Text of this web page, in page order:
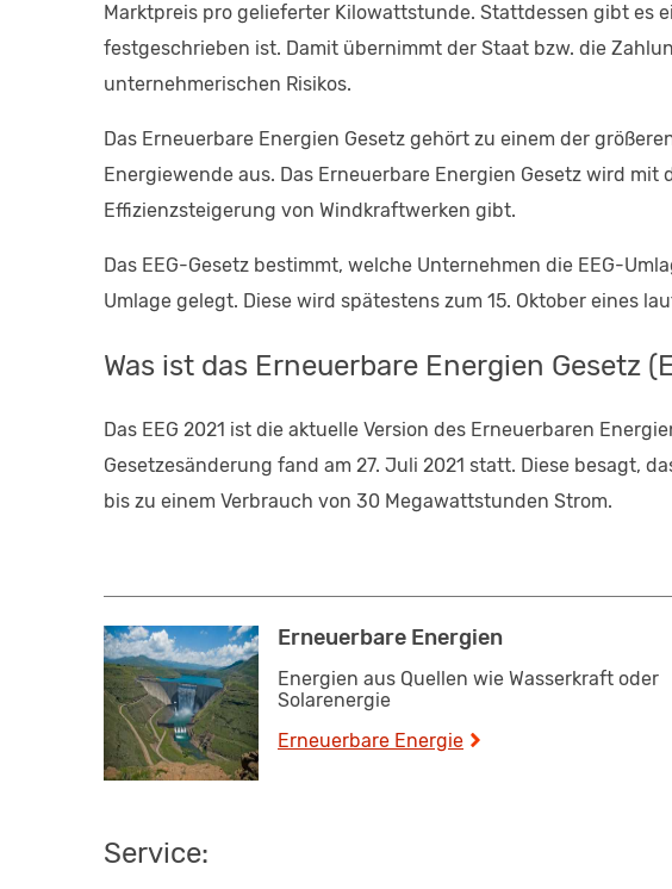
Marktpreis pro gelieferter Kilowattstunde. Stattdessen gibt es
festgeschrieben ist. Damit übernimmt der Staat bzw. die
unternehmerischen Risikos.
Das Erneuerbare Energien Gesetz gehört zu einem der
Energiewende aus. Das Erneuerbare Energien Gesetz wird
Effizienzsteigerung von Windkraftwerken gibt.
Das EEG-Gesetz bestimmt, welche Unternehmen die EEG-
Umlage gelegt. Diese wird spätestens zum 15. Oktober eines
Was ist das Erneuerbare Energien Gesetz
Das EEG 2021 ist die aktuelle Version des Erneuerbaren
Gesetzesänderung fand am 27. Juli 2021 statt. Diese besagt,
bis zu einem Verbrauch von 30 Megawattstunden Strom.
Erneuerbare Energien
Energien aus Quellen wie Wasserkraft oder
Solarenergie
Erneuerbare Energie
Service: